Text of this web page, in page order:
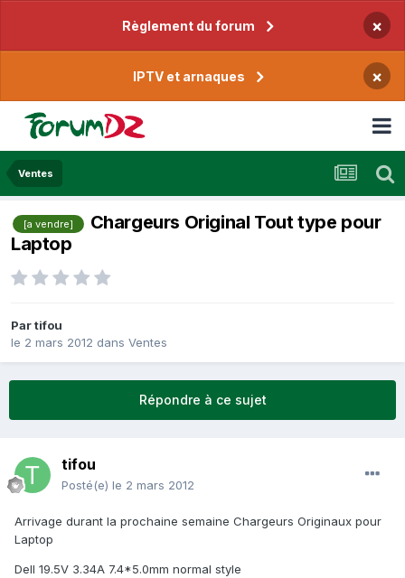
Règlement du forum ×
IPTV et arnaques ×
Ventes
[a vendre]
Chargeurs Original Tout type pour
Laptop
Partifou
le 2 mars 2012 dans Ventes
Répondre à ce sujet
tifou
Posté(e) le 2 mars 2012
Arrivage durant la prochaine semaine Chargeurs Originaux pour
Laptop
Dell 19.5V 3.34A 7.4*5.0mm normal style